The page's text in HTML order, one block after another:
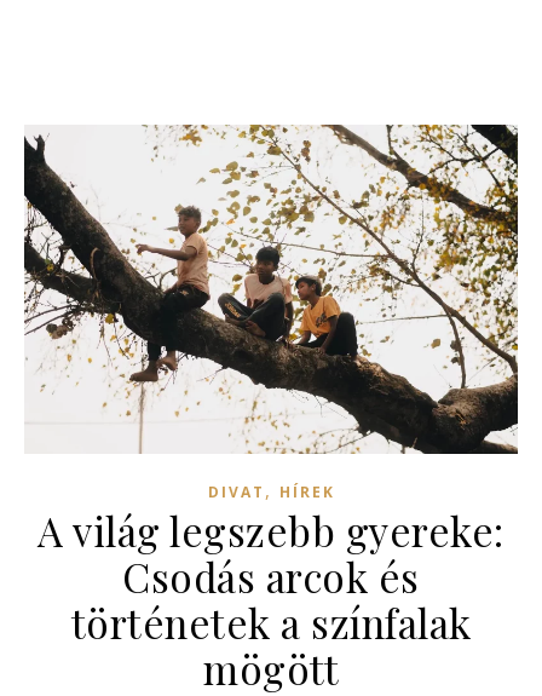
DIVAT , HÍREK
A világ legszebb gyereke:
Csodás arcok és
történetek a színfalak
mögött